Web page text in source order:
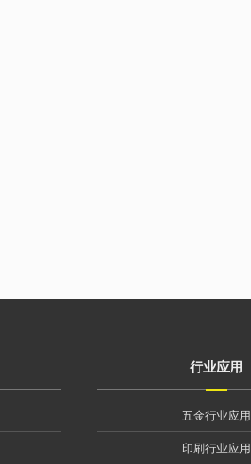
行业应用
五金行业应用
印刷行业应用